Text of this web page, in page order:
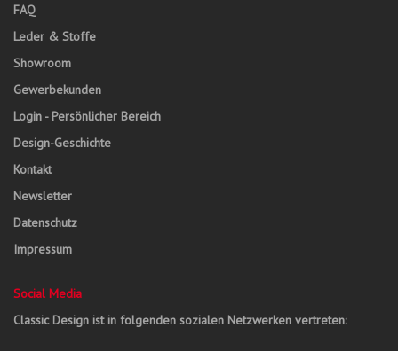
FAQ
Leder & Stoffe
Showroom
Gewerbekunden
Login - Persönlicher Bereich
Design-Geschichte
Kontakt
Newsletter
Datenschutz
Impressum
Social Media
Classic Design ist in folgenden sozialen Netzwerken vertreten: